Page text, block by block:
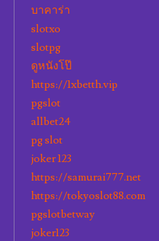
บาคาร่า
slotxo
slotpg
ดูหนังโป๊
https://1xbetth.vip
pgslot
allbet24
pg slot
joker 123
https://samurai777.net
https://tokyoslot88.com
pgslotbetway
joker123